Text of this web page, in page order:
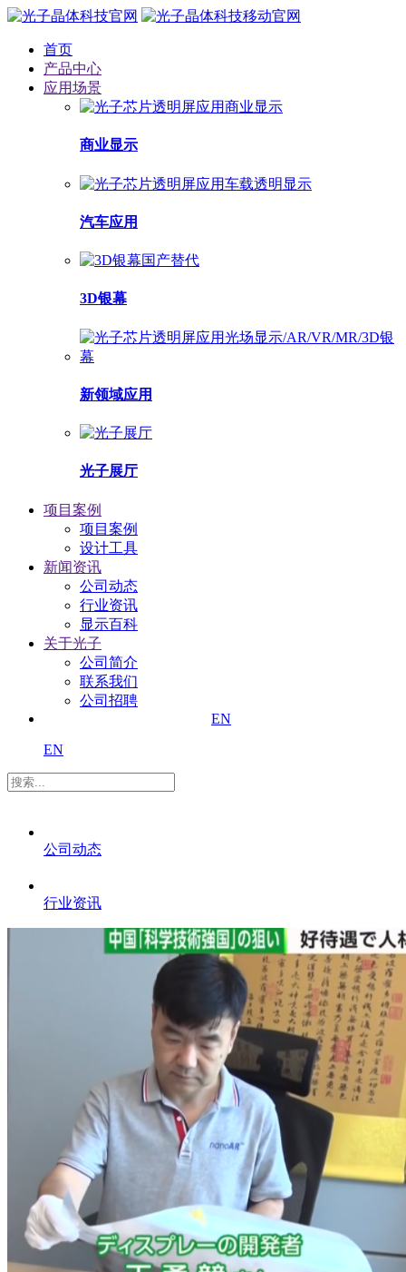
首页
产品中心
应用场景
商业显示
汽车应用
3D银幕
新领域应用
光子展厅
项目案例
项目案例
设计工具
新闻资讯
公司动态
行业资讯
显示百科
关于光子
公司简介
联系我们
公司招聘
EN
EN
公司动态
行业资讯